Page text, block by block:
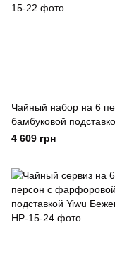
Чайный набор на 6
бамбуковой
серый Yiwu
4 609 грн